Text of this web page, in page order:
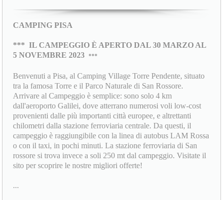
CAMPING PISA
*** IL CAMPEGGIO È APERTO DAL 30 MARZO AL
5 NOVEMBRE 2023
***
Benvenuti a Pisa, al Camping Village Torre Pendente, situato
tra la famosa Torre e il Parco Naturale di San Rossore.
Arrivare al Campeggio è semplice: sono solo 4 km
dall'aeroporto Galilei, dove atterrano numerosi voli low-cost
provenienti dalle più importanti città europee, e altrettanti
chilometri dalla stazione ferroviaria centrale. Da questi, il
campeggio è raggiungibile con la linea di autobus LAM Rossa
o con il taxi, in pochi minuti. La stazione ferroviaria di San
rossore si trova invece a soli 250 mt dal campeggio. Visitate il
sito per scoprire le nostre migliori offerte!
...